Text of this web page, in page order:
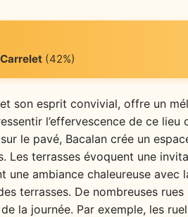
(42%)
son esprit convivial, offre un
l’effervescence de ce lieu
le pavé, Bacalan crée un
terrasses évoquent une
ambiance chaleureuse avec
terrasses. De nombreuses
la journée. Par exemple, les